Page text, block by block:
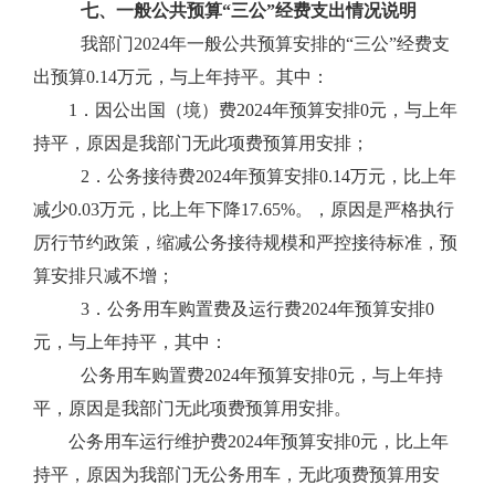
七、一般公共预算“三公”经费支出情况说明
我部门2024年一般公共预算安排的“三公”经费支
出预算0.14万元，与上年持平。其中：
1．因公出国（境）费2024年预算安排0元，与上年
持平，原因是我部门无此项费预算用安排；
2．公务接待费2024年预算安排0.14万元，比上年
减少0.03万元，比上年下降17.65%。，原因是严格执行
厉行节约政策，缩减公务接待规模和严控接待标准，预
算安排只减不增；
3．公务用车购置费及运行费2024年预算安排0
元，与上年持平，其中：
公务用车购置费2024年预算安排0元，与上年持
平，原因是我部门无此项费预算用安排。
公务用车运行维护费2024年预算安排0元，比上年
持平，原因为我部门无公务用车，无此项费预算用安